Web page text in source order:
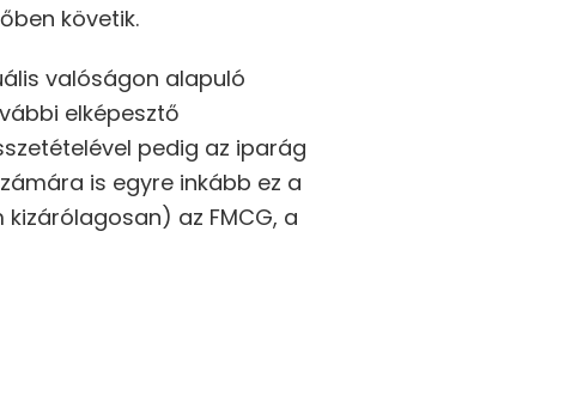
követik.
valóságon alapuló
elképesztő
pedig az iparág
is egyre inkább ez a
az FMCG, a